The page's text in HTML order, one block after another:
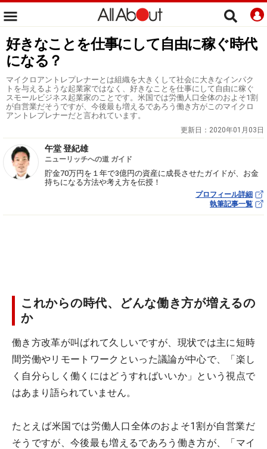
好きなことを仕事にして自由に稼ぐ時代
になる？
マイクロアントレプレナーとは組織を大きくして社会に大きなインパク
トを与えるような起業家ではなく、好きなことを仕事にして自由に稼ぐ
スモールビジネス起業家のことです。米国では労働人口全体のおよそ1割
が自営業だそうですが、今後最も増えるであろう働き方がこのマイクロ
アントレプレナーだと言われています。
更新日： 2020年01月03日
午堂 登紀雄
ニューリッチへの道 ガイド
貯金70万円を１年で3億円の資産に成長させたガイドが、お金
持ちになる方法や考え方を伝授！
プロフィール詳細
執筆記事一覧
これからの時代、どんな働き方が増えるの
か
働き方改革が叫ばれて久しいですが、現状では主に短時
間労働やリモートワークといった議論が中心で、「楽し
く自分らしく働くにはどうすればいいか」という視点で
はあまり語られていません。
たとえば米国では労働人口全体のおよそ1割が自営業だ
そうですが、今後最も増えるであろう働き方が、「マイ